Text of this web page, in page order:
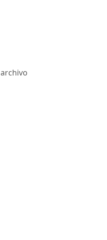
archivo